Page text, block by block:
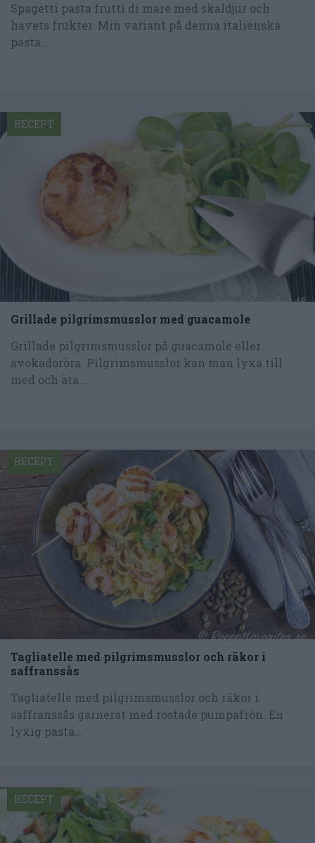
Spagetti pasta frutti di mare med skaldjur och
havets frukter. Min variant på denna italienska
pasta...
Grillade pilgrimsmusslor med guacamole
Grillade pilgrimsmusslor på guacamole eller
avokadoröra. Pilgrimsmusslor kan man lyxa till
med och äta...
RECEPT
Tagliatelle med pilgrimsmusslor och räkor i
saffranssås
Tagliatelle med pilgrimsmusslor och räkor i
saffranssås garnerat med rostade pumpafrön. En
lyxig pasta...
RECEPT
RECEPT